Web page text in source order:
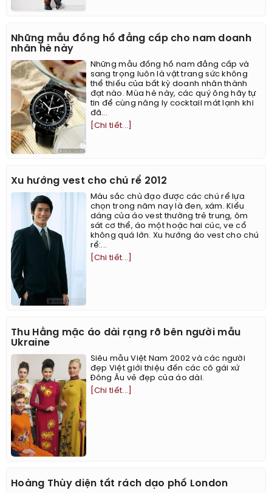
Những mẫu đồng hồ đẳng cấp cho nam doanh
nhân hè này
Những mẫu đồng hồ nam đẳng cấp và
sang trọng luôn là vật trang sức không
thể thiếu của bất kỳ doanh nhân thành
đạt nào. Mùa hè này, các quý ông hãy tự
tin để cùng nâng ly cocktail mát lạnh khi
đã...
[Chi tiết...]
Xu hướng vest cho chú rể 2012
Màu sắc chủ đạo được các chú rể lựa
chọn trong năm nay là đen, xám. Kiểu
dáng của áo vest thường trẻ trung, ôm
sát cơ thể, áo một hoặc hai cúc, ve cổ
không quá lớn. Xu hướng áo vest cho chú
rể:...
[Chi tiết...]
Thu Hằng mặc áo dài rạng rỡ bên người mẫu
Ukraine
Siêu mẫu Việt Nam 2002 và các người
đẹp Việt giới thiệu đến các cô gái xứ
Đông Âu vẻ đẹp của áo dài.
[Chi tiết...]
Hoàng Thùy diện tất rách dạo phố London